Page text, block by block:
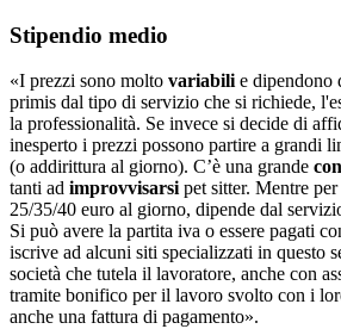
Stipendio medio
«I prezzi sono molto variabili e dipendono
primis dal tipo di servizio che si richiede,
la professionalità. Se invece si decide di
inesperto i prezzi possono partire a grandi
(o addirittura al giorno). C’è una grande
tanti ad improvvisarsi pet sitter. Mentre
25/35/40 euro al giorno, dipende dal
Si può avere la partita iva o essere pagati
iscrive ad alcuni siti specializzati in questo
società che tutela il lavoratore, anche con
tramite bonifico per il lavoro svolto con i
anche una fattura di pagamento».